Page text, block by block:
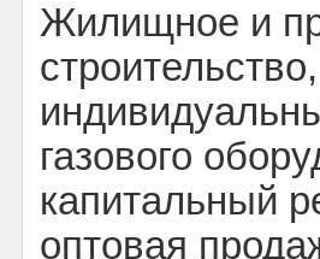
Жилищное и
газового
капитальный
оптовая